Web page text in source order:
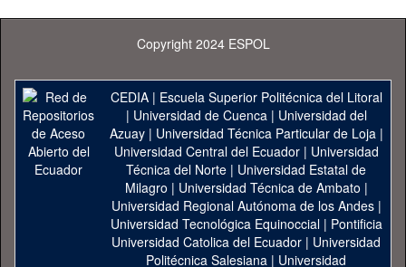
Copyright 2024 ESPOL
CEDIA| Escuela Superior Politécnica del Litoral
| Universidad de Cuenca| Universidad del
Azuay| Universidad Técnica Particular de Loja|
Universidad Central del Ecuador| Universidad
Técnica del Norte | Universidad Estatal de
Milagro | Universidad Técnica de Ambato |
Universidad Regional Autónoma de los Andes|
Universidad Tecnológica Equinoccial| Pontificia
Universidad Catolica del Ecuador | Universidad
Politécnica Salesiana | Universidad